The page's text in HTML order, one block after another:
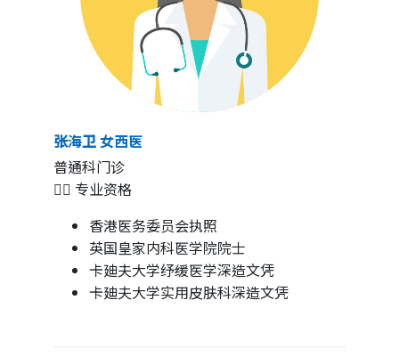
张海卫 女西医
普通科门诊
👩‍⚕️ 专业资格
香港医务委员会执照
英国皇家内科医学院院士
卡廸夫大学纾缓医学深造文凭
卡廸夫大学实用皮肤科深造文凭